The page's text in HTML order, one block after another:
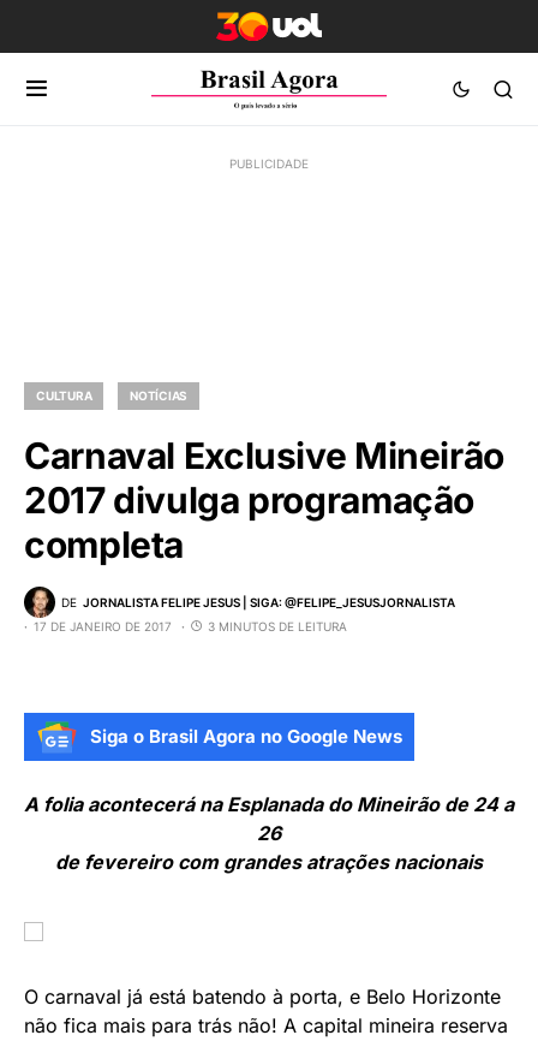
CULTURA NOTÍCIAS
Carnaval Exclusive Mineirão
2017 divulga programação
completa
DE JORNALISTA FELIPE JESUS | SIGA: @FELIPE_JESUSJORNALISTA
17 DE JANEIRO DE 2017
3 MINUTOS DE LEITURA
Siga o Brasil Agora no Google News
A folia acontecerá na Esplanada do Mineirão de 24 a
26
de fevereiro com grandes atrações nacionais
O carnaval já está batendo à porta, e Belo Horizonte
não fica mais para trás não! A capital mineira reserva